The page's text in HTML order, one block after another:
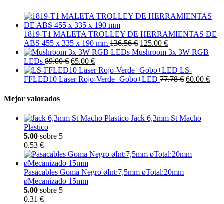
1819-T1 MALETA TROLLEY DE HERRAMIENTAS DE
ABS 455 x 335 x 190 mm 136.56 € 125.00 €
Mushroom 3x 3W RGB
LEDs 89.00 € 65.00 €
LS-
FFLED10 Laser Rojo-Verde+Gobo+LED 77.78 € 60.00 €
Mejor valorados
Jack 6,3mm St Macho
Plastico
5.00 sobre 5
0.53 €
Pasacables Goma Negro øInt:7,5mm øTotal:20mm
øMecanizado 15mm
5.00 sobre 5
0.31 €